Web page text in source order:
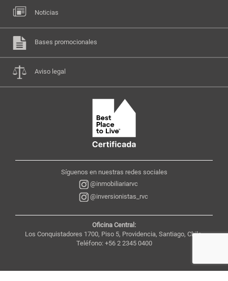
Noticias
Bases promocionales
Aviso legal
Síguenos en nuestras redes sociales
@inmobiliariarvc
@inversionistas_rvc
Oficina Central:
Los Conquistadores 1700, Piso 5, Providencia, Santiago, Chile,
Teléfono: +56 2 2345 0400